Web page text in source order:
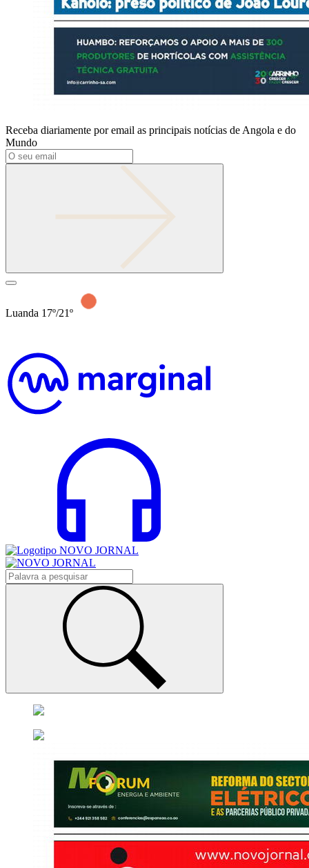
Receba diariamente por email as principais notícias de Angola e do
Mundo
Luanda 17º/21º